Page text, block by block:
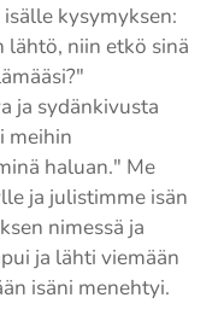
kysymyksen:
lähtö, niin etkö sinä
ja sydänkivusta
meihin
haluan." Me
ja julistimme isän
nimessä ja
ja lähti viemään
isäni menehtyi.